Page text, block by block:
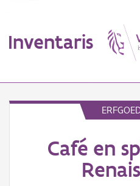
Inventaris
ErfgoedobjectCafé en